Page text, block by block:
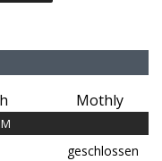
Mothly
geschlossen